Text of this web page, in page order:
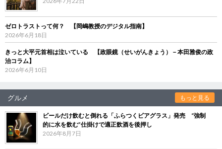
ゼロトラストって何？ 【岡嶋教授のデジタル指南】
2026年6月18日
きっと大平元首相は泣いている 【政眼鏡（せいがんきょう）－本田雅俊の政
治コラム】
2026年6月10日
グルメ もっと見る
ビールだけ飲むと倒れる「ふらつくビアグラス」発売 “強制
的に水を飲む”仕掛けで適正飲酒を後押し
2026年8月7日